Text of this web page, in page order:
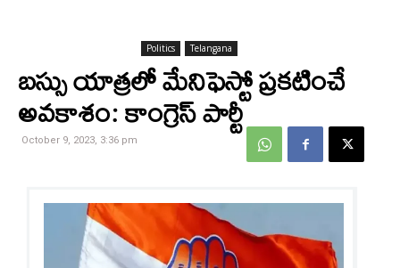
Politics Telangana
బస్సు యాత్రలో మేనిఫెస్టో ప్రకటించే
అవకాశం: కాంగ్రెస్ పార్టీ
October 9, 2023, 3:36 pm